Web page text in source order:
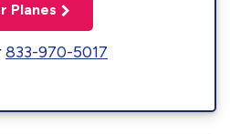
Planes
833-970-5017